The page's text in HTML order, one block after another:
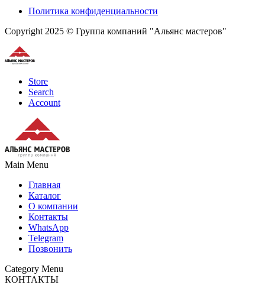
Политика конфиденциальности
Copyright 2025 © Группа компаний "Альянс мастеров"
Store
Search
Account
Main Menu
Главная
Каталог
О компании
Контакты
WhatsApp
Telegram
Позвонить
Category Menu
КОНТАКТЫ